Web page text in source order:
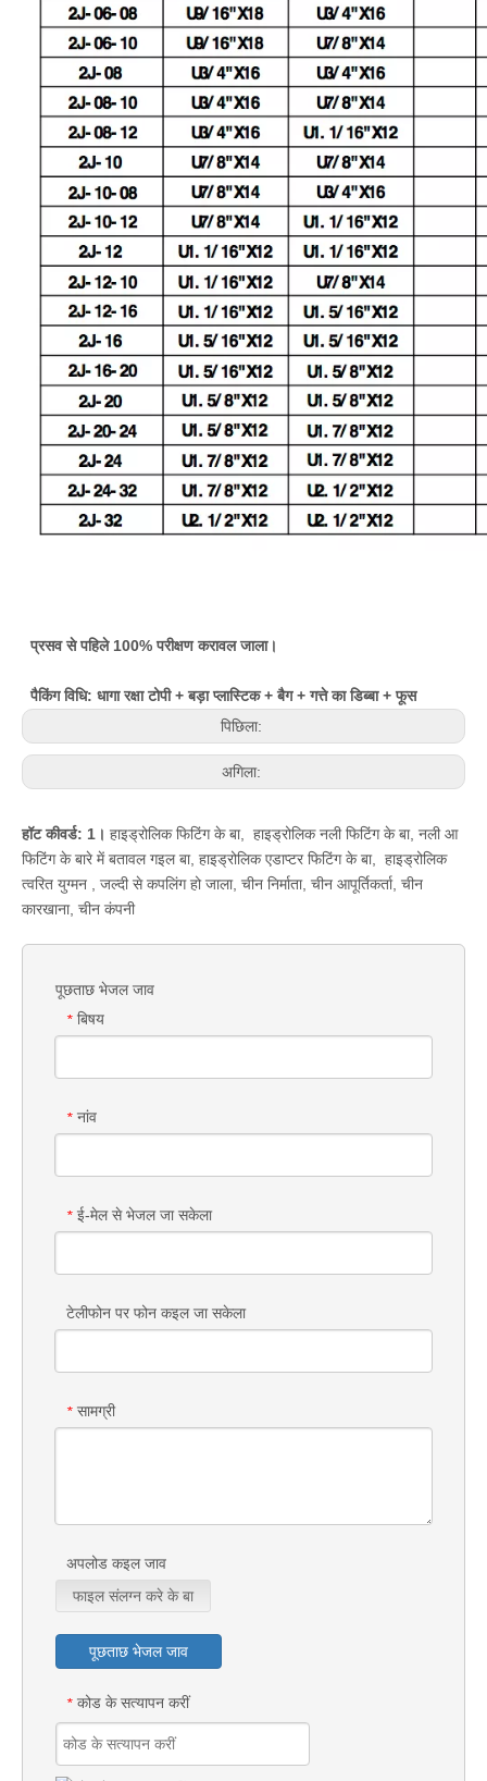
प्रसव से पहिले 100% परीक्षण करावल जाला।
पैकिंग विधि: धागा रक्षा टोपी + बड़ा प्लास्टिक + बैग + गत्ते का डिब्बा + फूस
पिछिला:
अगिला:
हॉट कीवर्ड: 1। हाइड्रोलिक फिटिंग के बा, हाइड्रोलिक नली फिटिंग के बा, नली आ
फिटिंग के बारे में बतावल गइल बा, हाइड्रोलिक एडाप्टर फिटिंग के बा,
हाइड्रोलिक
त्वरित युग्मन
जल्दी से कपलिंग हो जाला, चीन निर्माता, चीन आपूर्तिकर्ता, चीन
कारखाना, चीन कंपनी
पूछताछ भेजल जाव
* बिषय
* नांव
* ई-मेल से भेजल जा सकेला
टेलीफोन पर फोन कइल जा सकेला
* सामग्री
अपलोड कइल जाव
फाइल संलग्न करे के बा
पूछताछ भेजल जाव
* कोड के सत्यापन करीं